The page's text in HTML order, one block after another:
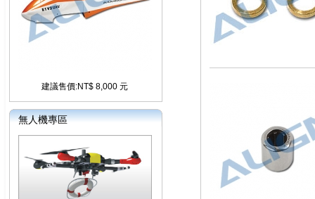
建議售價:NT$ 8,000 元
無人機專區